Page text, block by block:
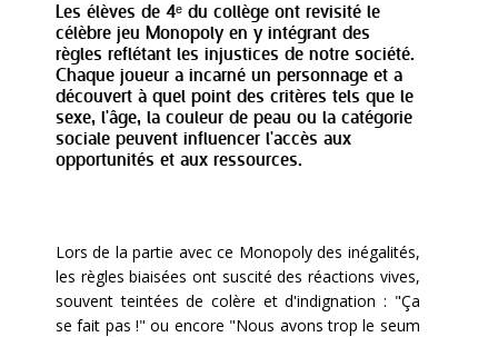
Les élèves de 4ᵉ du collège ont revisité le
célèbre jeu Monopoly en y intégrant des
règles reflétant les injustices de notre société.
Chaque joueur a incarné un personnage et a
découvert à quel point des critères tels que le
sexe, l'âge, la couleur de peau ou la catégorie
sociale peuvent influencer l'accès aux
opportunités et aux ressources.
Lors de la partie avec ce Monopoly des inégalités,
les règles biaisées ont suscité des réactions vives,
souvent teintées de colère et d'indignation : "Ça
se fait pas !" ou encore "Nous avons trop le seum